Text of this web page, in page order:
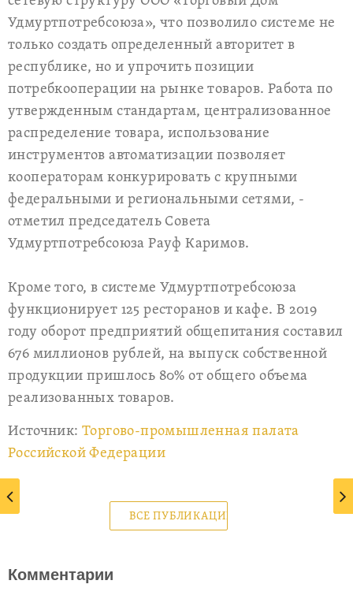
Удмуртпотребсоюза», что позволило системе не
только создать определенный авторитет в
республике, но и упрочить позиции
потребкооперации на рынке товаров. Работа по
утвержденным стандартам, централизованное
распределение товара, использование
инструментов автоматизации позволяет
кооператорам конкурировать с крупными
федеральными и региональными сетями, -
отметил председатель Совета
Удмуртпотребсоюза Рауф Каримов.
Кроме того, в системе Удмуртпотребсоюза
функционирует 125 ресторанов и кафе. В 2019
году оборот предприятий общепитания составил
676 миллионов рублей, на выпуск собственной
продукции пришлось 80% от общего объема
реализованных товаров.
Источник:Торгово-промышленная палата
Российской Федерации
ВСЕ ПУБЛИКАЦИИ
Комментарии